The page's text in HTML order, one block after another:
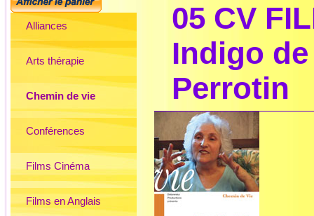
Alliances
Arts thérapie
Chemin de vie
Conférences
Films Cinéma
Films en Anglais
05 CV
Indigo
Perrotin